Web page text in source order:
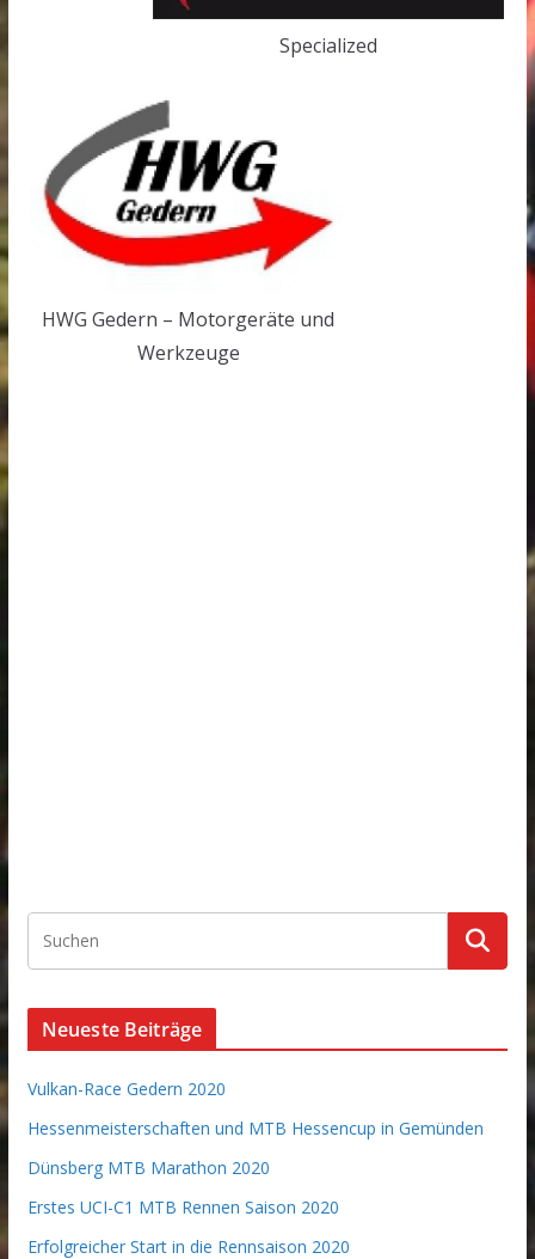
Specialized
HWG Gedern – Motorgeräte und
Werkzeuge
Neueste Beiträge
Vulkan-Race Gedern 2020
Hessenmeisterschaften und MTB Hessencup in Gemünden
Dünsberg MTB Marathon 2020
Erstes UCI-C1 MTB Rennen Saison 2020
Erfolgreicher Start in die Rennsaison 2020